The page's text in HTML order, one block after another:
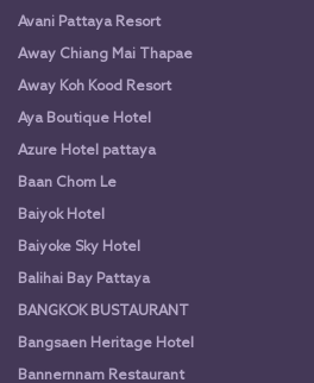
Avani Pattaya Resort
Away Chiang Mai Thapae
Away Koh Kood Resort
Aya Boutique Hotel
Azure Hotel pattaya
Baan Chom Le
Baiyok Hotel
Baiyoke Sky Hotel
Balihai Bay Pattaya
BANGKOK BUSTAURANT
Bangsaen Heritage Hotel
Bannernnam Restaurant